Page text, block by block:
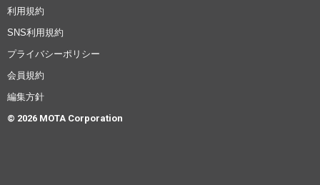
利用規約
SNS利用規約
プライバシーポリシー
会員規約
編集方針
© 2026 MOTA Corporation